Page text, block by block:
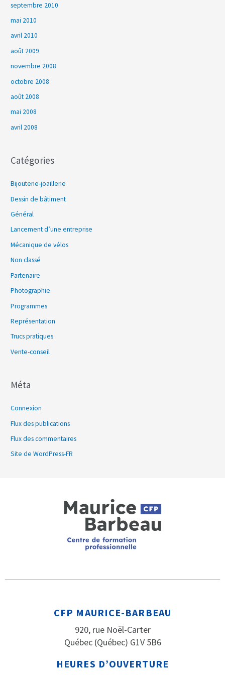
septembre 2010
mai 2010
avril 2010
août 2009
novembre 2008
octobre 2008
août 2008
mai 2008
avril 2008
Catégories
Bijouterie-joaillerie
Dessin de bâtiment
Général
Lancement d’une entreprise
Mécanique de vélos
Non classé
Partenaire
Photographie
Programmes
Représentation
Trucs pratiques
Vente-conseil
Méta
Connexion
Flux des publications
Flux des commentaires
Site de WordPress-FR
CFP MAURICE-BARBEAU
920, rue Noël-Carter
Québec (Québec) G1V 5B6
HEURES D’OUVERTURE